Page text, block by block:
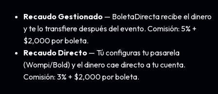
Recaudo Gestionado — BoletaDirecta recibe el dinero
y te lo transfiere después del evento. Comisión: 5% +
$2,000 por boleta.
Recaudo Directo — Tú configuras tu pasarela
(Wompi/Bold) y el dinero cae directo a tu cuenta.
Comisión: 3% + $2,000 por boleta.